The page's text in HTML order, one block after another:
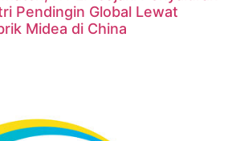
Pendingin Global Lewat
Midea di China